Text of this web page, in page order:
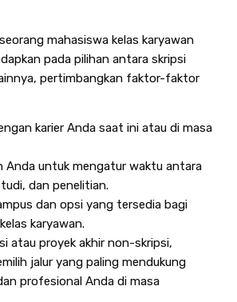
mahasiswa kelas karyawan
pada pilihan antara skripsi
pertimbangkan faktor-faktor
karier Anda saat ini atau di masa
Anda untuk mengatur waktu antara
dan penelitian.
dan opsi yang tersedia bagi
karyawan.
atau proyek akhir non-skripsi,
jalur yang paling mendukung
profesional Anda di masa